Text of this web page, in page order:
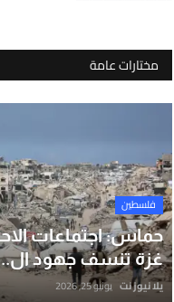
مختارات عامة
فلسطين
حماس: اجتماعات
غزة تنسف جهود
يلا نيوز نت يونيو 25, 2026